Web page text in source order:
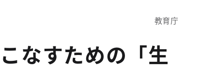
教育庁
なすための「生